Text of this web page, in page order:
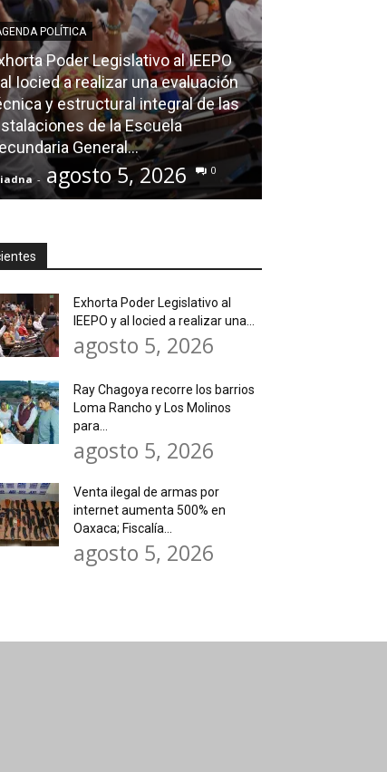
POLÍTICA
Poder Legislativo al IEEPO
Iocied a realizar una evaluación
y estructural integral de las
de la Escuela
General...
- agosto 5, 2026 0
Exhorta Poder Legislativo al
IEEPO y al Iocied a realizar una...
agosto 5, 2026
Ray Chagoya recorre los barrios
Loma Rancho y Los Molinos
para...
agosto 5, 2026
Venta ilegal de armas por
internet aumenta 500% en
Oaxaca; Fiscalía...
agosto 5, 2026